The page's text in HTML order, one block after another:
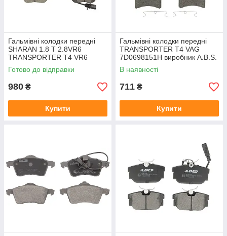
Гальмівні колодки передні
SHARAN 1.8 T 2.8VR6
TRANSPORTER T4 VR6
Готово до відправки
980 ₴
Купити
Гальмівні колодки передні
TRANSPORTER T4 VAG
7D0698151H виробник A.B.S.
В наявності
711 ₴
Купити